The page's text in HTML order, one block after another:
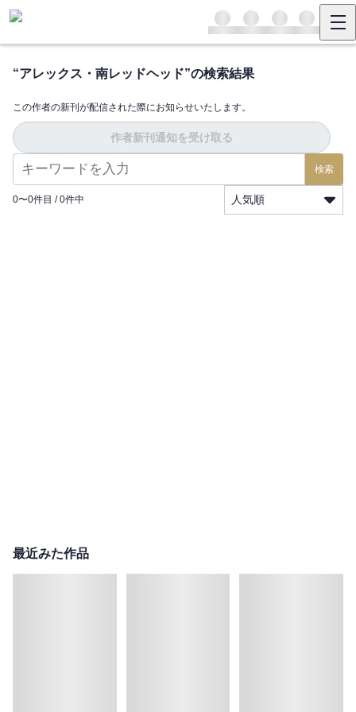
“アレックス・南レッドヘッド”の検索結果
この作者の新刊が配信された際にお知らせいたします。
作者新刊通知を受け取る
検索
0〜0件目 / 0件中 人気順
最近みた作品